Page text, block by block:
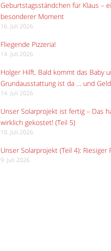
Geburtstagsständchen für Klaus –
besonderer Moment
16. Juli 2026
Fliegende Pizzeria!
14. Juli 2026
Holger Hilft. Bald kommt das Baby
Grundausstattung ist da … und
14. Juli 2026
Unser Solarprojekt ist fertig – Das
wirklich gekostet! (Teil 5)
10. Juli 2026
Unser Solarprojekt (Teil 4): Riesiger
9. Juli 2026